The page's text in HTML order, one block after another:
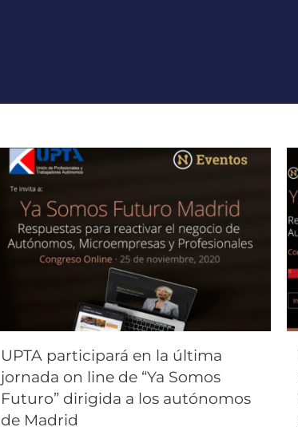
UPTA participará en la última
jornada on line de “Ya Somos
Futuro” dirigida a los autónomos
de Madrid